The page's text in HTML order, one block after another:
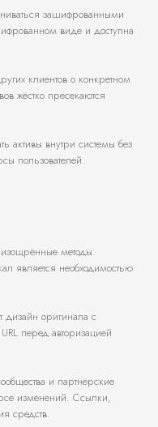
зашифрованными
виде и доступна
клиентов о конкретном
жёстко пресекаются
активы внутри системы без
пользователей.
методы
является необходимостью
дизайн оригинала с
перед авторизацией
и партнёрские
изменений. Ссылки,
средств.